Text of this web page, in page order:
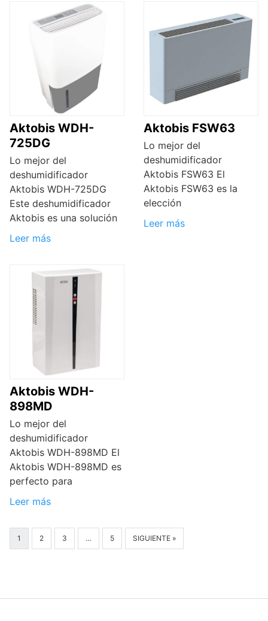
Aktobis WDH-
725DG
Lo mejor del
deshumidificador
Aktobis WDH-725DG
Este deshumidificador
Aktobis es una solución
Leer más
Aktobis FSW63
Lo mejor del
deshumidificador
Aktobis FSW63 El
Aktobis FSW63 es la
elección
Leer más
Aktobis WDH-
898MD
Lo mejor del
deshumidificador
Aktobis WDH-898MD El
Aktobis WDH-898MD es
perfecto para
Leer más
1 2 3 … 5 SIGUIENTE »